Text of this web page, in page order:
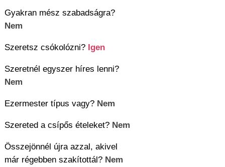
Gyakran mész szabadságra?
Nem
Szeretsz csókolózni? Igen
Szeretnél egyszer híres lenni?
Nem
Ezermester típus vagy? Nem
Szereted a csípős ételeket? Nem
Összejönnél újra azzal, akivel
már régebben szakítottál? Nem